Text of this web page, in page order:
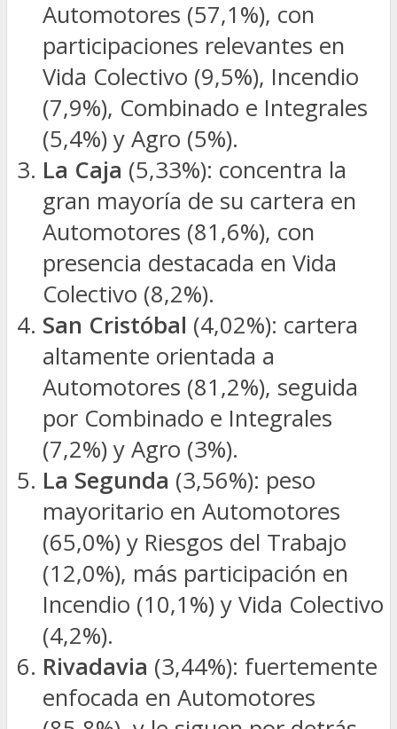
Automotores (57,1%), con
participaciones relevantes en
Vida Colectivo (9,5%), Incendio
(7,9%), Combinado e Integrales
(5,4%) y Agro (5%).
La Caja (5,33%): concentra la
gran mayoría de su cartera en
Automotores (81,6%), con
presencia destacada en Vida
Colectivo (8,2%).
San Cristóbal (4,02%): cartera
altamente orientada a
Automotores (81,2%), seguida
por Combinado e Integrales
(7,2%) y Agro (3%).
La Segunda (3,56%): peso
mayoritario en Automotores
(65,0%) y Riesgos del Trabajo
(12,0%), más participación en
Incendio (10,1%) y Vida Colectivo
(4,2%).
Rivadavia (3,44%): fuertemente
enfocada en Automotores